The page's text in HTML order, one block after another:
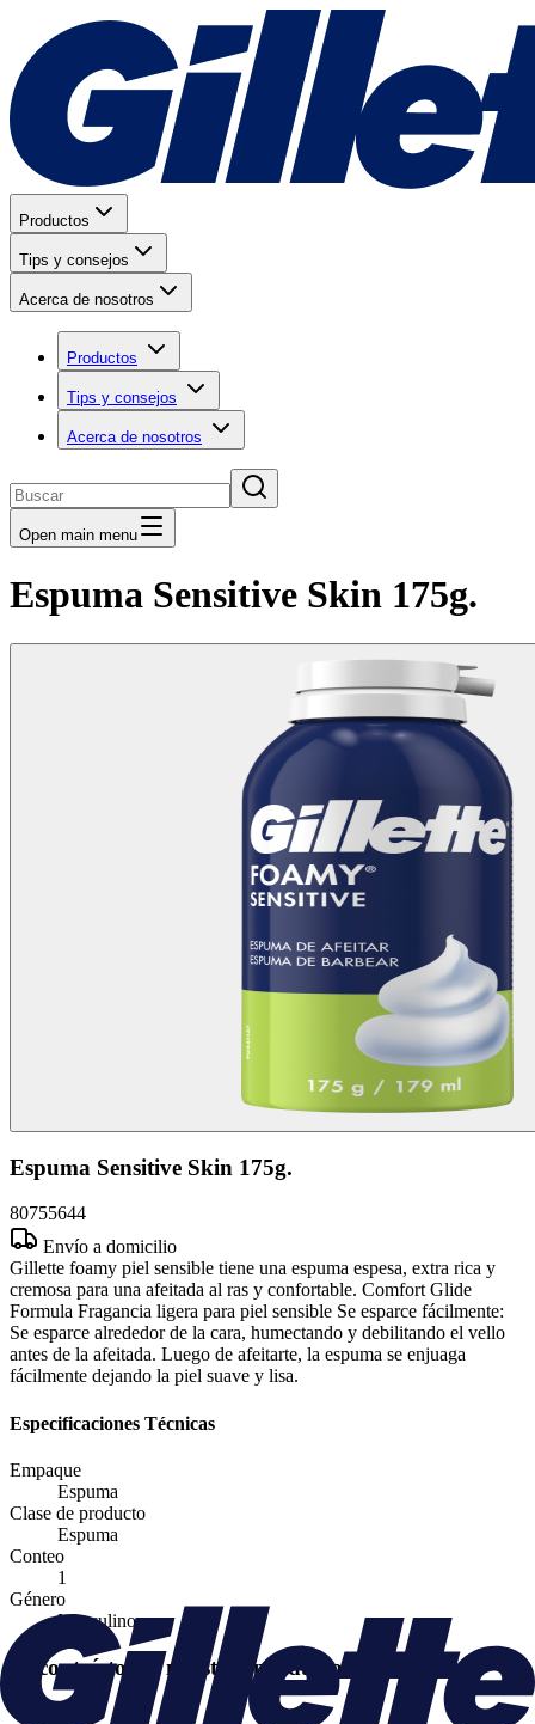
Productos
Tips y consejos
Acerca de nosotros
Productos
Tips y consejos
Acerca de nosotros
Open main menu
Espuma Sensitive Skin 175g.
Espuma Sensitive Skin 175g.
80755644
Envío a domicilio
Gillette foamy piel sensible tiene una espuma espesa, extra rica y
cremosa para una afeitada al ras y confortable. Comfort Glide
Formula Fragancia ligera para piel sensible Se esparce fácilmente:
Se esparce alrededor de la cara, humectando y debilitando el vello
antes de la afeitada. Luego de afeitarte, la espuma se enjuaga
fácilmente dejando la piel suave y lisa.
Especificaciones Técnicas
Empaque
Espuma
Clase de producto
Espuma
Conteo
1
Género
Masculino
Encontrá todos nuestros productos en